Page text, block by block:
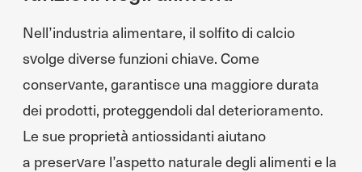
Nell’industria alimentare, il solfito di calcio
svolge diverse funzioni chiave. Come
conservante, garantisce una maggiore durata
dei prodotti, proteggendoli dal deterioramento.
Le sue proprietà antiossidanti aiutano
a preservare l’aspetto naturale degli alimenti e la